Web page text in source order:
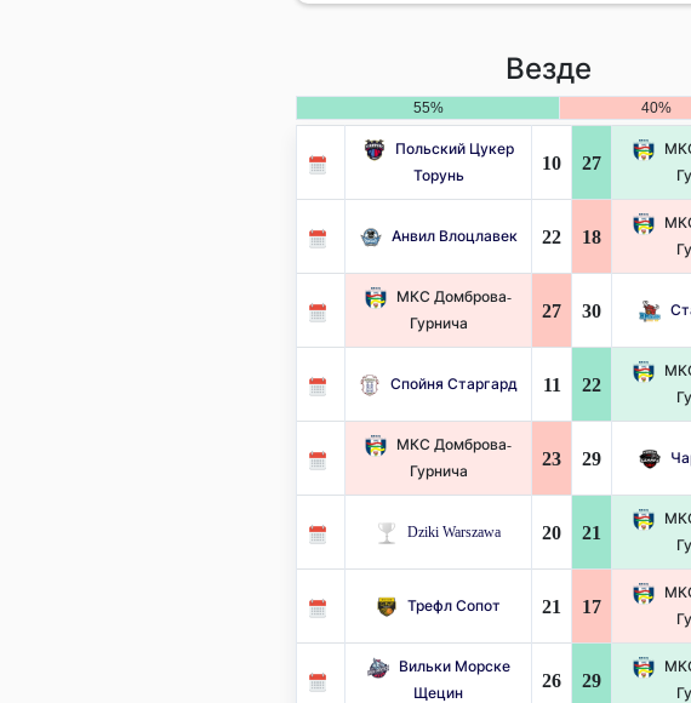
Везде
55% 40%
Польский Цукер
Торунь
10 27
Анвил Влоцлавек 22 18
МКС Домброва-
Гурнича
27 30
Спойня Старгард 11 22
МКС Домброва-
Гурнича
23 29
Dziki Warszawa 20 21
Трефл Сопот 21 17
Вильки Морске
Щецин
26 29